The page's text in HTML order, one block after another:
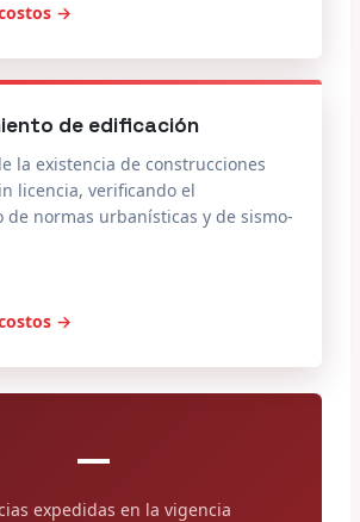
→
de edificación
la existencia de construcciones
licencia, verificando el
normas urbanísticas y de sismo-
→
—
expedidas en la vigencia